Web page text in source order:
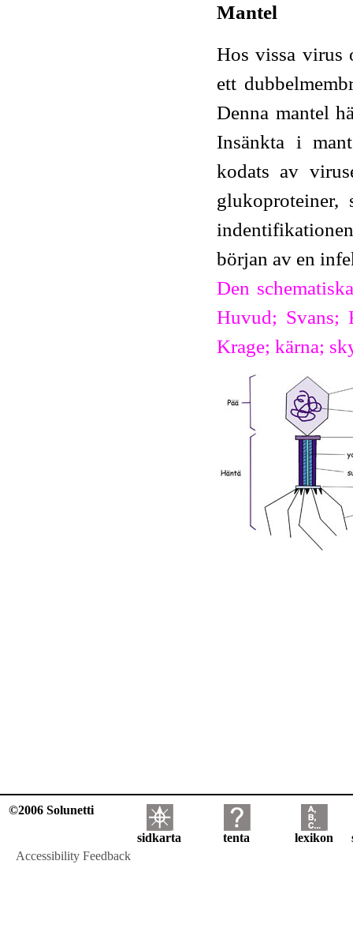
Mantel
Hos vissa virus
ett
Denna mantel
Insänkta i
kodats av
början av en
Den
Huvud; Svans;
Krage; kärna;
©2006 Solunetti
sidkarta tenta lexikon
Accessibility Feedback